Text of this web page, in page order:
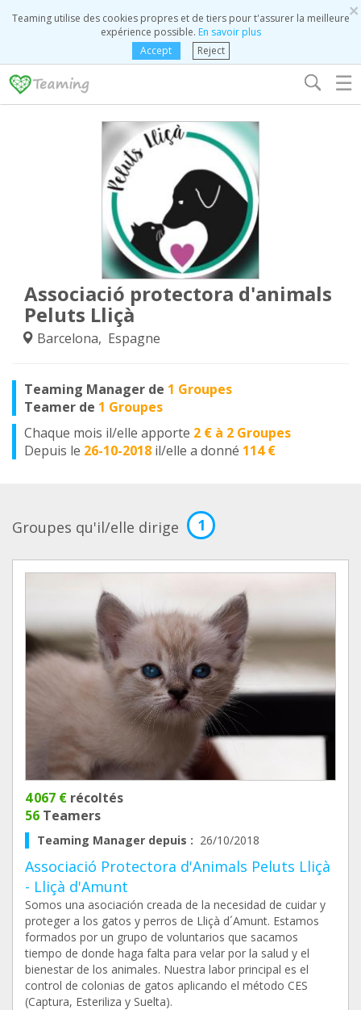
×
Teaming utilise des cookies propres et de tiers pour t'assurer la meilleure
expérience possible. En savoir plus
Accept
Reject
☰
Associació protectora d'animals
Peluts Lliçà
Barcelona, Espagne
Teaming Manager de 1 Groupes
Teamer de 1 Groupes
Chaque mois il/elle apporte 2 € à 2 Groupes
Depuis le 26-10-2018 il/elle a donné 114 €
Groupes qu'il/elle dirige 1
4 067 € récoltés
56 Teamers
Teaming Manager depuis : 26/10/2018
Associació Protectora d'Animals Peluts Lliçà
- Lliçà d'Amunt
Somos una asociación creada de la necesidad de cuidar y
proteger a los gatos y perros de Lliçà d´Amunt. Estamos
formados por un grupo de voluntarios que sacamos
tiempo de donde haga falta para velar por la salud y el
bienestar de los animales. Nuestra labor principal es el
control de colonias de gatos aplicando el método CES
(Captura, Esteriliza y Suelta).